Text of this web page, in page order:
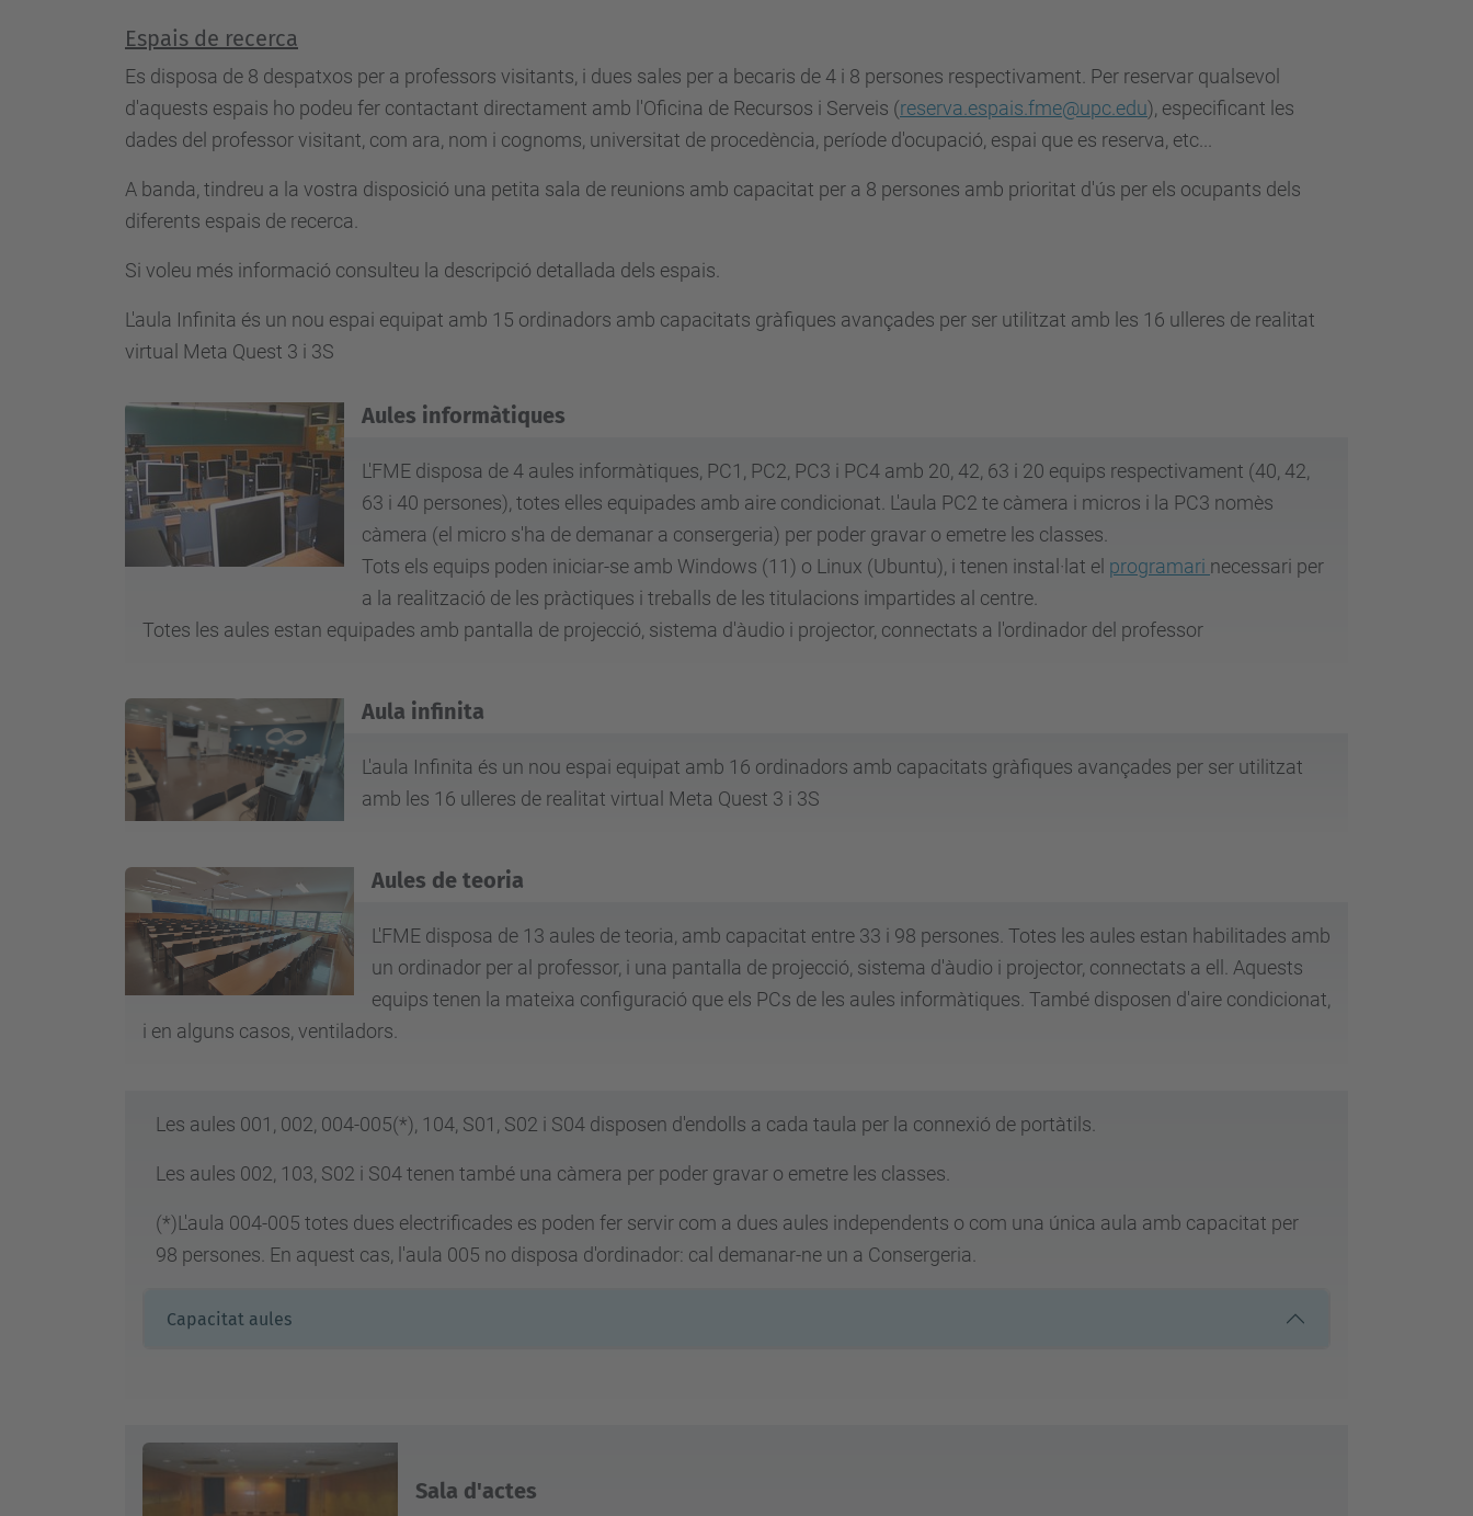
Espais de recerca
Es disposa de 8 despatxos per a professors visitants, i dues sales per a becaris de 4 i 8 persones respectivament. Per reservar qualsevol
d'aquests espais ho podeu fer contactant directament amb l'Oficina de Recursos i Serveis (reserva.espais.fme@upc.edu), especificant les
dades del professor visitant, com ara, nom i cognoms, universitat de procedència, període d'ocupació, espai que es reserva, etc...
A banda, tindreu a la vostra disposició una petita sala de reunions amb capacitat per a 8 persones amb prioritat d'ús per els ocupants dels
diferents espais de recerca.
Si voleu més informació consulteu la descripció detallada dels espais.
L'aula Infinita és un nou espai equipat amb 15 ordinadors amb capacitats gràfiques avançades per ser utilitzat amb les 16 ulleres de realitat
virtual Meta Quest 3 i 3S
Aules informàtiques
L'FME disposa de 4 aules informàtiques, PC1, PC2, PC3 i PC4 amb 20, 42, 63 i 20 equips respectivament (40, 42,
63 i 40 persones), totes elles equipades amb aire condicionat. L'aula PC2 te càmera i micros i la PC3 nomès
càmera (el micro s'ha de demanar a consergeria) per poder gravar o emetre les classes.
Tots els equips poden iniciar-se amb Windows (11) o Linux (Ubuntu), i tenen instal·lat el programari necessari per
a la realització de les pràctiques i treballs de les titulacions impartides al centre.
Totes les aules estan equipades amb pantalla de projecció, sistema d'àudio i projector, connectats a l'ordinador del professor
Aula infinita
L'aula Infinita és un nou espai equipat amb 16 ordinadors amb capacitats gràfiques avançades per ser utilitzat
amb les 16 ulleres de realitat virtual Meta Quest 3 i 3S
Aules de teoria
L'FME disposa de 13 aules de teoria, amb capacitat entre 33 i 98 persones. Totes les aules estan habilitades amb
un ordinador per al professor, i una pantalla de projecció, sistema d'àudio i projector, connectats a ell. Aquests
equips tenen la mateixa configuració que els PCs de les aules informàtiques. També disposen d'aire condicionat,
i en alguns casos, ventiladors.
Les aules 001, 002, 004-005(*), 104, S01, S02 i S04 disposen d'endolls a cada taula per la connexió de portàtils.
Les aules 002, 103, S02 i S04 tenen també una càmera per poder gravar o emetre les classes.
(*)L'aula 004-005 totes dues electrificades es poden fer servir com a dues aules independents o com una única aula amb capacitat per
98 persones. En aquest cas, l'aula 005 no disposa d'ordinador: cal demanar-ne un a Consergeria.
Capacitat aules
Sala d'actes